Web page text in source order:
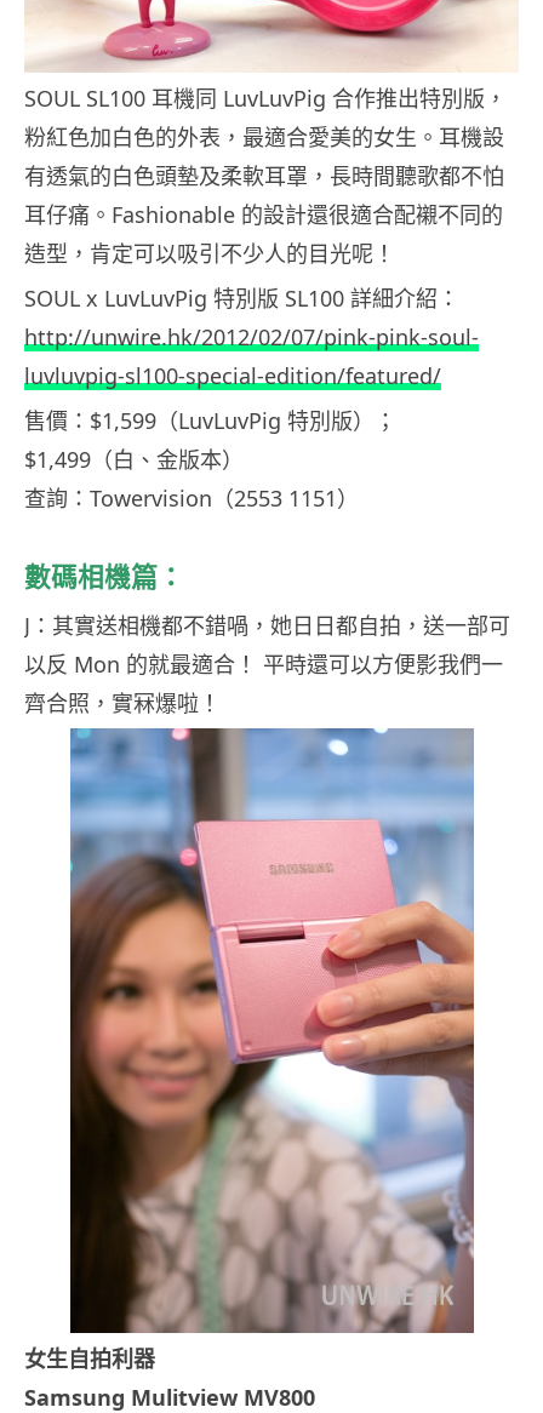
SOUL SL100 耳機同 LuvLuvPig 合作推出特別版，
粉紅色加白色的外表，最適合愛美的女生。耳機設
有透氣的白色頭墊及柔軟耳罩，長時間聽歌都不怕
耳仔痛。Fashionable 的設計還很適合配襯不同的
造型，肯定可以吸引不少人的目光呢！
SOUL x LuvLuvPig 特別版 SL100 詳細介紹：
http://unwire.hk/2012/02/07/pink-pink-soul-
luvluvpig-sl100-special-edition/featured/
售價：$1,599（LuvLuvPig 特別版）；
$1,499（白、金版本）
查詢：Towervision（2553 1151）
數碼相機篇：
J：其實送相機都不錯喎，她日日都自拍，送一部可
以反 Mon 的就最適合！ 平時還可以方便影我們一
齊合照，實冧爆啦！
女生自拍利器
Samsung Mulitview MV800